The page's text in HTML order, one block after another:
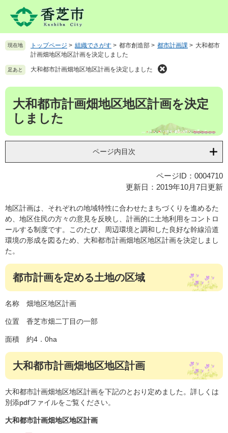
先
。
を
て
現在地 トップページ > 組織でさがす > 都市創造部 > 都市計画課 > 大和都市
計画畑地区地区計画を決定しました
足あと 大和都市計画畑地区地区計画を決定しました
本
大和都市計画畑地区地区計画を決定
しました
ページ内目次
ページID：0004710
更新日：2019年10月7日更新
地区計画は、それぞれの地域特性に合わせたまちづくりを進めるた
め、地区住民の方々の意見を反映し、計画的に土地利用をコントロ
ールする制度です。このたび、周辺環境と調和した良好な幹線沿道
環境の形成を図るため、大和都市計画畑地区地区計画を決定しまし
た。
都市計画を定める土地の区域
名称 畑地区地区計画
位置 香芝市畑二丁目の一部
面積 約4．0ha
大和都市計画畑地区地区計画
大和都市計画畑地区地区計画を下記のとおり定めました。詳しくは
別添pdfファイルをご覧ください。
大和都市計画畑地区地区計画